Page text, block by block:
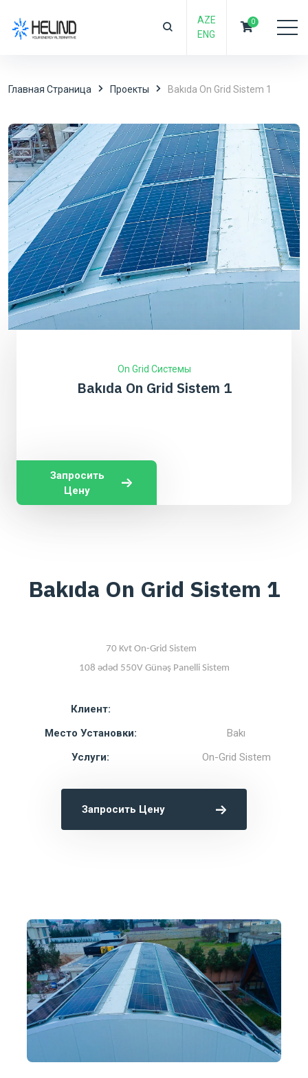
AZE
ENG
0
Главная Страница Проекты Bakıda On Grid Sistem 1
On Grid Системы
Bakıda On Grid Sistem 1
Запросить
Цену
Bakıda On Grid Sistem 1
70 Kvt On-Grid Sistem
108 ədəd 550V Günəş Panelli Sistem
Клиент:
Место Установки:
Bakı
Услуги:
On-Grid Sistem
Запросить Цену